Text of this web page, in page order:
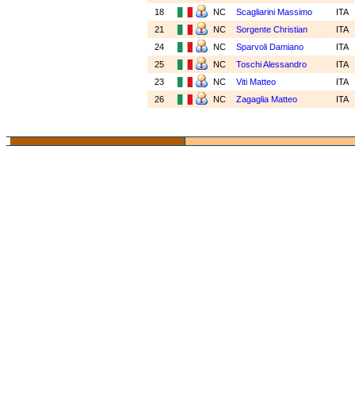
18
NC Scagliarini Massimo
ITA
21
NC Sorgente Christian
ITA
24
NC Sparvoli Damiano
ITA
25
NC Toschi Alessandro
ITA
23
NC Viti Matteo
ITA
26
NC Zagaglia Matteo ITA